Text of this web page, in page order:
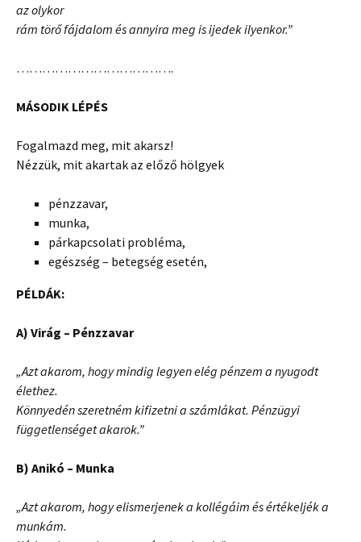
az olykor
rám törő fájdalom és annyira meg is ijedek ilyenkor.”
……………………………….
MÁSODIK LÉPÉS
Fogalmazd meg, mit akarsz!
Nézzük, mit akartak az előző hölgyek
pénzzavar,
munka,
párkapcsolati probléma,
egészség – betegség esetén,
PÉLDÁK:
A) Virág – Pénzzavar
„Azt akarom, hogy mindig legyen elég pénzem a nyugodt
élethez.
Könnyedén szeretném kifizetni a számlákat. Pénzügyi
függetlenséget akarok.”
B) Anikó – Munka
„Azt akarom, hogy elismerjenek a kollégáim és értékeljék a
munkám.